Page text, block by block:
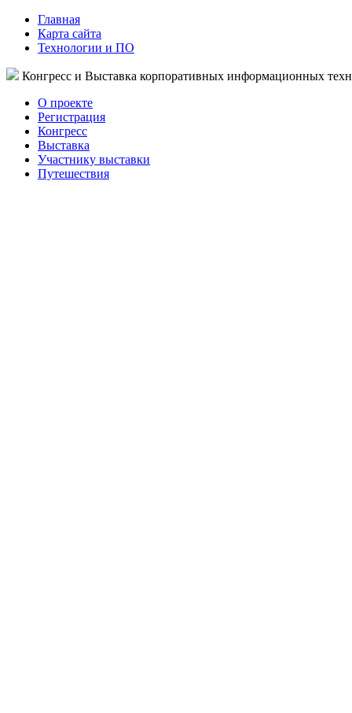
Главная
Карта сайта
Технологии и ПО
Конгресс и Выставка корпоративных информационных
О проекте
Регистрация
Конгресс
Выставка
Участнику выставки
Путешествия